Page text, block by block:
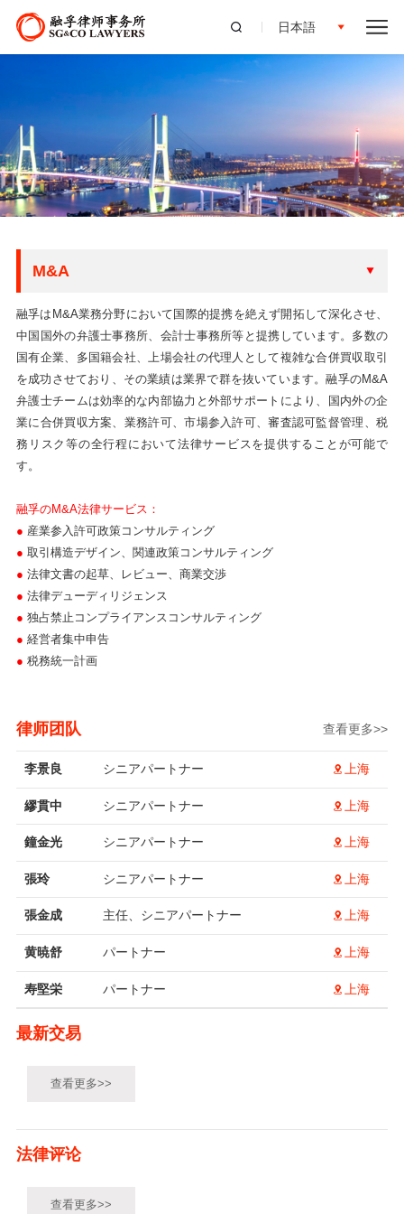
日本語
M&A
融孚はM&A業務分野において国際的提携を絶えず開拓して深化させ、
中国国外の弁護士事務所、会計士事務所等と提携しています。多数の
国有企業、多国籍会社、上場会社の代理人として複雑な合併買収取引
を成功させており、その業績は業界で群を抜いています。融孚のM&A
弁護士チームは効率的な内部協力と外部サポートにより、国内外の企
業に合併買収方案、業務許可、市場参入許可、審査認可監督管理、税
務リスク等の全行程において法律サービスを提供することが可能で
す。
融孚のM&A法律サービス ：
● 産業参入許可政策コンサルティング
● 取引構造デザイン、関連政策コンサルティング
● 法律文書の起草、レビュー、商業交渉
● 法律デューディリジェンス
● 独占禁止コンプライアンスコンサルティング
● 経営者集中申告
● 税務統一計画
律师团队 查看更多>>
李景良 シニアパートナー 上海
繆貫中 シニアパートナー 上海
鐘金光 シニアパートナー 上海
張玲 シニアパートナー 上海
張金成 主任、シニアパートナー 上海
黄暁舒 パートナー 上海
寿堅栄 パートナー 上海
最新交易
查看更多>>
法律评论
查看更多>>